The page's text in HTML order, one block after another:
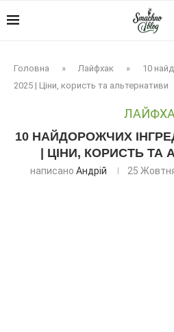
Головна » Лайфхак »
10
2025 | Ціни, користь та альтернативи
10 НАЙДОРОЖЧИХ
| ЦІНИ, КОРИСТЬ ТА
написано Андрій 25